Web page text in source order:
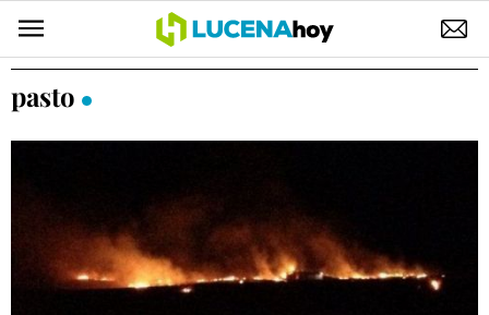
POLÍTICA
ECONOMÍA
pasto